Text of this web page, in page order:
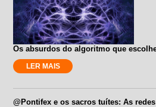
Os absurdos do algoritmo que
LER MAIS
@Pontifex e os sacros tuítes: As